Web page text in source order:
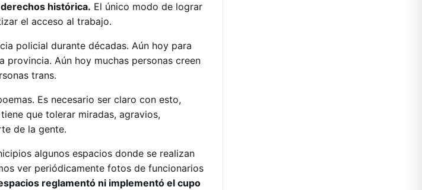
histórica. El único modo de lograr
el acceso al trabajo.
policial durante décadas. Aún hoy para
Aún hoy muchas personas creen
trans.
Es necesario ser claro con esto,
que tolerar miradas, agravios,
de la gente.
algunos espacios donde se realizan
ver periódicamente fotos de funcionarios
reglamentó ni implementó el cupo